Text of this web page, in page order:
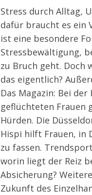
Stress durch Alltag,
dafür braucht es ein
ist eine besondere
Stressbewältigung,
zu Bruch geht. Doch
das eigentlich?
Das Magazin: Bei
geflüchteten Frauen
Hürden. Die
Hispi hilft Frauen, in
zu fassen.
worin liegt der Reiz
Absicherung?
Zukunft des